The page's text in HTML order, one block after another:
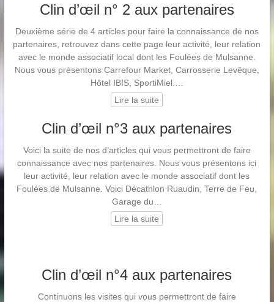
Clin d’œil n° 2 aux partenaires
Deuxième série de 4 articles pour faire la connaissance de nos
partenaires, retrouvez dans cette page leur activité, leur relation
avec le monde associatif local dont les Foulées de Mulsanne.
Nous vous présentons Carrefour Market, Carrosserie Levêque,
Hôtel IBIS, SportiMiel.…
Lire la suite
Clin d’œil n°3 aux partenaires
Voici la suite de nos d’articles qui vous permettront de faire
connaissance avec nos partenaires. Nous vous présentons ici
leur activité, leur relation avec le monde associatif dont les
Foulées de Mulsanne. Voici Décathlon Ruaudin, Terre de Feu,
Garage du…
Lire la suite
Clin d’œil n°4 aux partenaires
Continuons les visites qui vous permettront de faire